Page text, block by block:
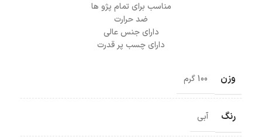
مناسب برای تمام پژو ها
ضد حرارت
دارای جنس عالی
دارای چسب پر قدرت
وزن 100 گرم
رنگ آبی